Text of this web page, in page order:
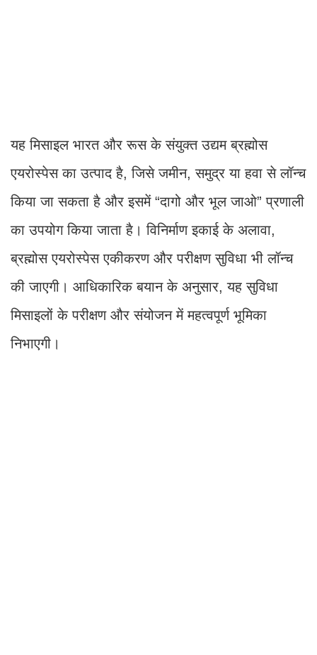
यह मिसाइल भारत और रूस के संयुक्त उद्यम ब्रह्मोस
एयरोस्पेस का उत्पाद है, जिसे जमीन, समुद्र या हवा से लॉन्च
किया जा सकता है और इसमें “दागो और भूल जाओ” प्रणाली
का उपयोग किया जाता है। विनिर्माण इकाई के अलावा,
ब्रह्मोस एयरोस्पेस एकीकरण और परीक्षण सुविधा भी लॉन्च
की जाएगी। आधिकारिक बयान के अनुसार, यह सुविधा
मिसाइलों के परीक्षण और संयोजन में महत्वपूर्ण भूमिका
निभाएगी।